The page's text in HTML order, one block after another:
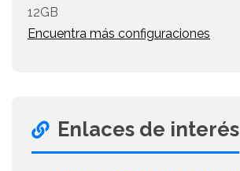
12GB
Encuentra más configuraciones
Enlaces de interés